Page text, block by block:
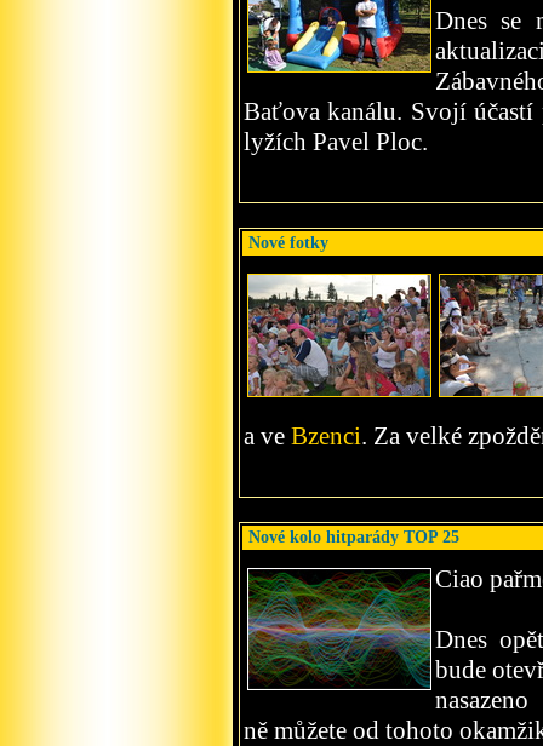
Dnes se
Baťova kanálu. Svojí
lyžích Pavel Ploc.
Nové fotky
a ve Bzenci. Za velké
Nové kolo hitparády TOP 25
Ciao
Dnes
bude
ně můžete od tohoto